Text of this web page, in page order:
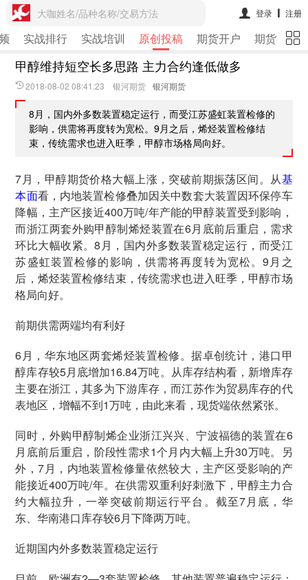
大咖姓名/品种名称/交易方法 登录 注册
实战排行 实战培训 原创投稿 期货开户 期货行情
甲醇维持短空长多思路 主力合约逢低做多
2018-08-02 08:41:23 银河期货 银河期货
8月，国内外多数装置稳定运行，而受江苏盛虹装置检修的
影响，供需将再度转为宽松。9月之后，烯烃装置检修结
束，传统需求也进入旺季，甲醇市场格局向好。
7月，甲醇期货价格大幅上涨，突破前期振荡区间。从基
本面看，内地装置检修叠加因关中数套大装置因环保停车
降幅，主产区接近400万吨/年产能的甲醇装置受到影响，
而浙江两套外购甲醇制烯烃装置在6月底前后重启，需求
环比大幅收紧。8月，国内外多数装置稳定运行，而受江
苏盛虹装置检修的影响，供需将再度转为宽松。9月之
后，烯烃装置检修结束，传统需求也进入旺季，甲醇市场
格局向好。
前期供需两端均有利好
6月，华东地区两套烯烃装置检修。据卓创统计，港口甲
醇库存较5月底增加16.84万吨。从库存结构看，新增库存
主要在浙江，其多为下游库存，而江苏作为贸易库存的代
表地区，增幅不到1万吨，由此来看，现货端依然紧张。
同时，外购甲醇制烯企业浙江兴兴、宁波福德的装置在6
月底前后重启，阶段性需求1个月内大幅上升30万吨。另
外，7月，内地装置检修量依然较大，主产区受影响的产
能接近400万吨/年。在供需双重利好刺激下，甲醇主力合
约大幅拉升，一举突破前期运行平台。截至7月底，华
东、华南港口库存较6月下降两万吨。
近期国内外多数装置稳定运行